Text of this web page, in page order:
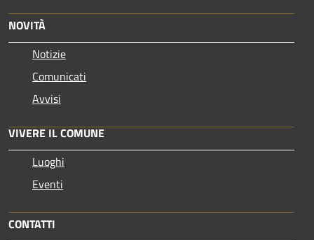
NOVITÀ
Notizie
Comunicati
Avvisi
VIVERE IL COMUNE
Luoghi
Eventi
CONTATTI